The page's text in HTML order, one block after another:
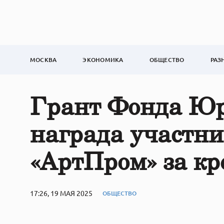
МОСКВА ЭКОНОМИКА ОБЩЕСТВО
Грант Фонда
награда
«АртПром» за
17:26, 19 МАЯ 2025 ОБЩЕСТВО